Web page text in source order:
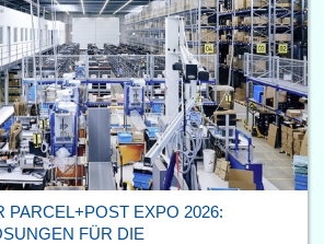
PARCEL+POST EXPO 2026:
FÜR DIE